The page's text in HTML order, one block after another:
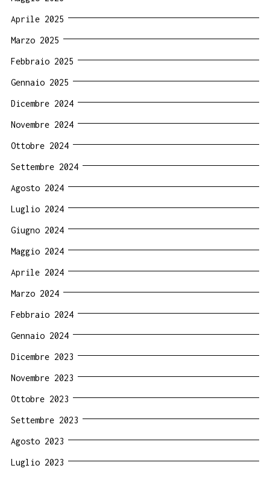
Aprile 2025
Marzo 2025
Febbraio 2025
Gennaio 2025
Dicembre 2024
Novembre 2024
Ottobre 2024
Settembre 2024
Agosto 2024
Luglio 2024
Giugno 2024
Maggio 2024
Aprile 2024
Marzo 2024
Febbraio 2024
Gennaio 2024
Dicembre 2023
Novembre 2023
Ottobre 2023
Settembre 2023
Agosto 2023
Luglio 2023